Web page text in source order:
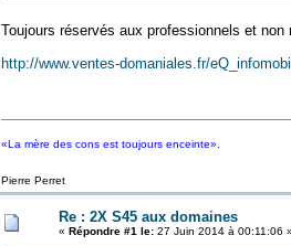
Toujours réservés aux professionnels et
http://www.ventes-domaniales.fr/
«La mère des cons est toujours enceinte».
Pierre Perret
Re : 2X S45 aux domaines
« Répondre #1 le:27 Juin 2014 à 00:11:06